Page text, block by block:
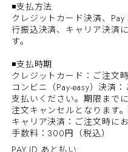
◾支払方法
クレジットカード決済、
行振込決済、キャリア決済
す。
◾支払時期
クレジットカード：ご注文
コンビニ（Pay-easy）決済
支払いください。期限まで
注文キャンセルとなります
キャリア決済：ご注文時に
手数料：300円（税込）
PAY ID あと払い: